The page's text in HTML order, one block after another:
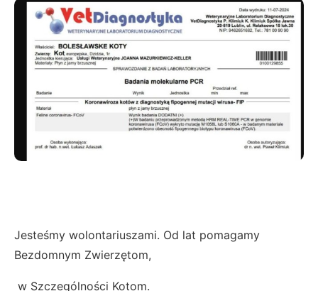
Jesteśmy wolontariuszami. Od lat pomagamy
Bezdomnym Zwierzętom,
w Szczególności Kotom.